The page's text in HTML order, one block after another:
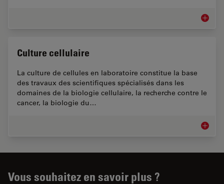
Culture cellulaire
La culture de cellules en laboratoire constitue la base
des travaux des scientifiques spécialisés dans les
domaines de la biologie cellulaire, la recherche contre le
cancer, la biologie du…
Culture
Vous souhaitez en savoir plus ?